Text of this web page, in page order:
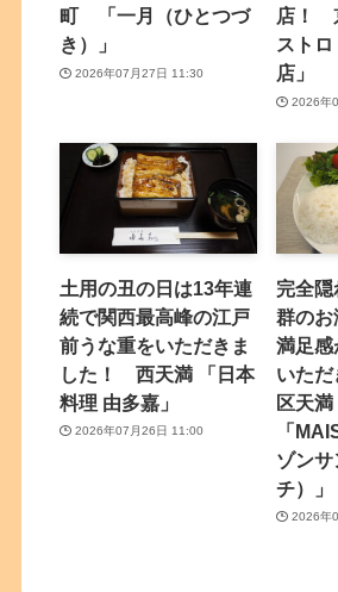
町 「一月（ひとつづ
き）」
2026年07月27日 11:30
店！
スト
店」
2026年
土用の丑の日は13年連
続で関西最高峰の江戸
前うな重をいただきま
した！ 西天満 「日本
料理 由多嘉」
2026年07月26日 11:00
完全
群のお
満足感
いた
区天
「
ゾンサ
チ）」
2026年